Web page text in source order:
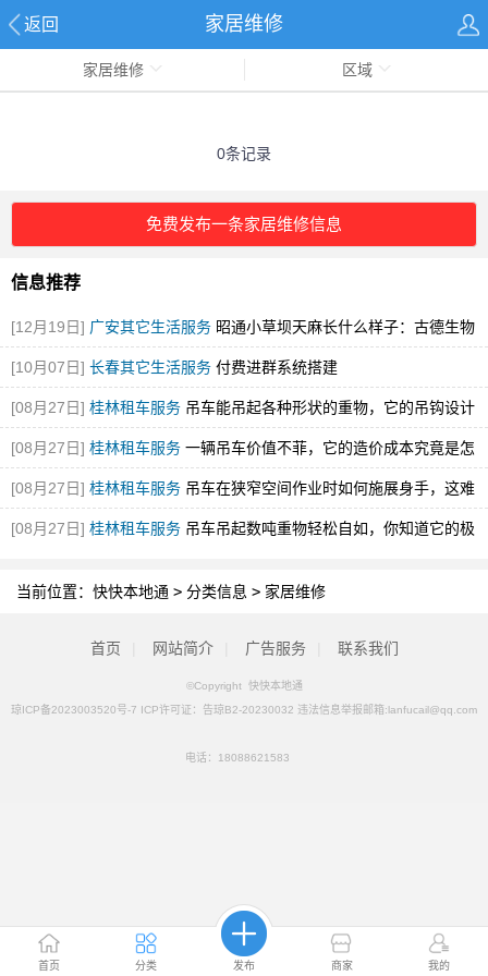
返回 家居维修
首页 分类 发布 商家 我的
家居维修 区域
0条记录
免费发布一条家居维修信息
信息推荐
[12月19日] 广安其它生活服务 昭通小草坝天麻长什么样子：古德生物
解锁道地天麻的形态密码[图]
[10月07日] 长春其它生活服务 付费进群系统搭建
[08月27日] 桂林租车服务 吊车能吊起各种形状的重物，它的吊钩设计
有什么神秘之处？[图]
[08月27日] 桂林租车服务 一辆吊车价值不菲，它的造价成本究竟是怎
么计算的呢？
[08月27日] 桂林租车服务 吊车在狭窄空间作业时如何施展身手，这难
道不值得探究吗？
[08月27日] 桂林租车服务 吊车吊起数吨重物轻松自如，你知道它的极
当前位置： 快快本地通 > 分类信息 > 家居维修
首页 网站简介 广告服务 联系我们
©Copyright 快快本地通
琼ICP备2023003520号-7 ICP许可证：告琼B2-20230032 违法信息举报邮箱:lanfucail@qq.com
电话： 18088621583